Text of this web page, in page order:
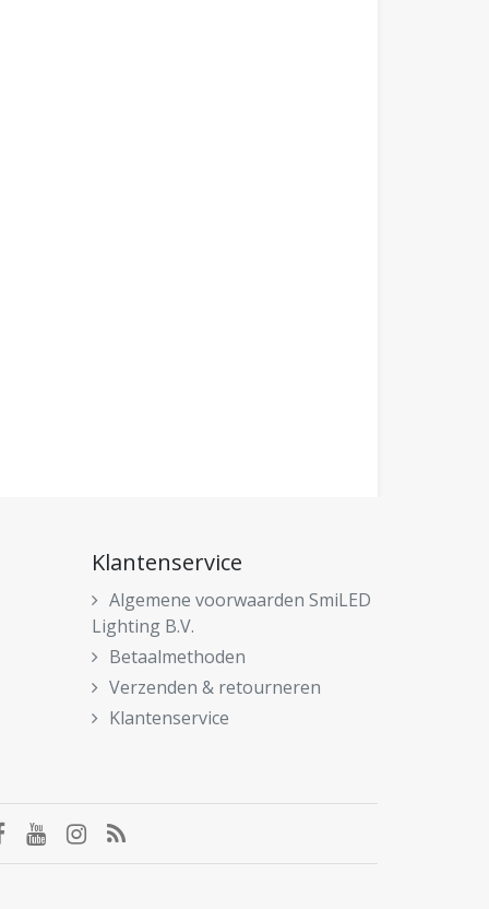
Klantenservice
Algemene voorwaarden SmiLED
Lighting B.V.
Betaalmethoden
Verzenden & retourneren
Klantenservice